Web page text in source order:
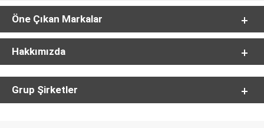
Öne Çıkan Markalar
Hakkımızda
Grup Şirketler